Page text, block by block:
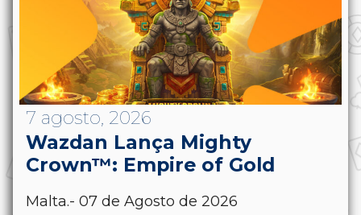
7 agosto, 2026
Wazdan Lança Mighty
Crown™: Empire of Gold
Malta.- 07 de Agosto de 2026